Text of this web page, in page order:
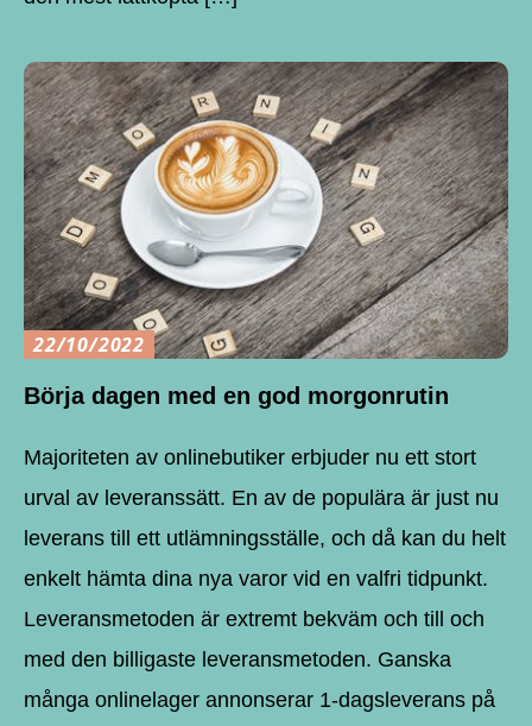
22/10/2022
Börja dagen med en god morgonrutin
Majoriteten av onlinebutiker erbjuder nu ett stort
urval av leveranssätt. En av de populära är just nu
leverans till ett utlämningsställe, och då kan du helt
enkelt hämta dina nya varor vid en valfri tidpunkt.
Leveransmetoden är extremt bekväm och till och
med den billigaste leveransmetoden. Ganska
många onlinelager annonserar 1-dagsleverans på